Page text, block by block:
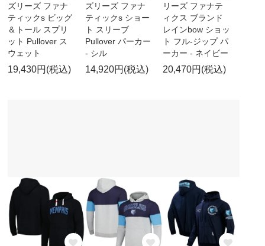
ズリーズ ファナ
ティックs ビッグ
＆トール スプリ
ット Pullover ス
ウェット
19,430円(税込)
ズリーズ ファナ
ティックs ショー
ト スリーブ
Pullover パーカー
- シル
14,920円(税込)
リーズ ファナテ
ィクス ブランド
レインbow ショッ
ト フル-ジップ パ
ーカー - ネイビー
20,470円(税込)